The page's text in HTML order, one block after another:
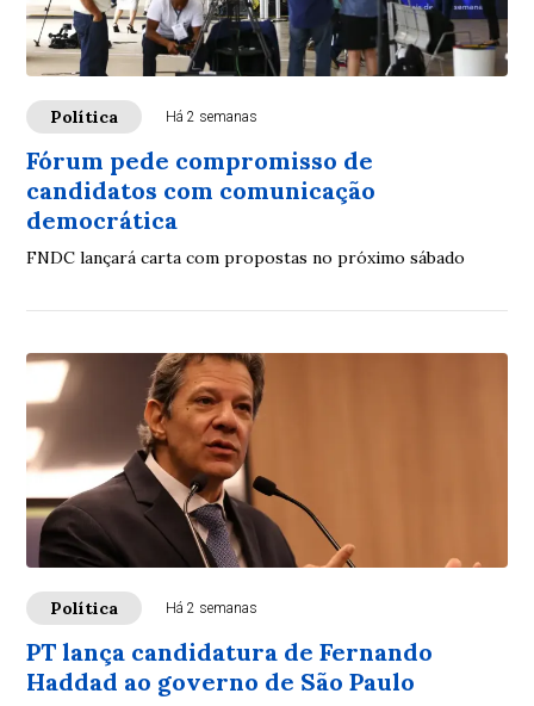
Política Há 2 semanas
Fórum pede compromisso de
candidatos com comunicação
democrática
FNDC lançará carta com propostas no próximo sábado
Política Há 2 semanas
PT lança candidatura de Fernando
Haddad ao governo de São Paulo